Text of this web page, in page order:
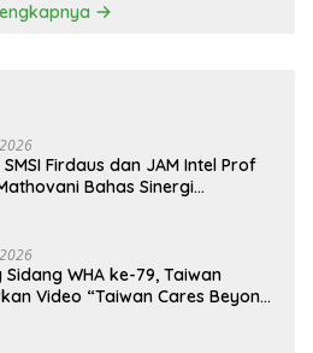
Firdaus dan JAM Intel Prof
Bahas Sinergi
Pengawasan Program
Sidang WHA ke-79, Taiwan
Video “Taiwan Cares Beyond